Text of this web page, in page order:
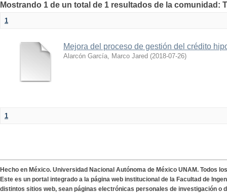
Mostrando 1 de un total de 1 resultados de la comunidad:
1
Mejora del proceso de gestión del crédito
Alarcón García, Marco Jared (2018-07-26)
1
Hecho en México. Universidad Nacional Autónoma de México UNAM. Todos
Este es un portal integrado a la página web institucional de la Facultad de
distintos sitios web, sean páginas electrónicas personales de investigación o